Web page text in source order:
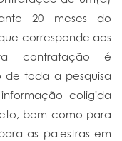
20 meses do
corresponde aos
contratação é
de toda a pesquisa
coligida
bem como para
as palestras em